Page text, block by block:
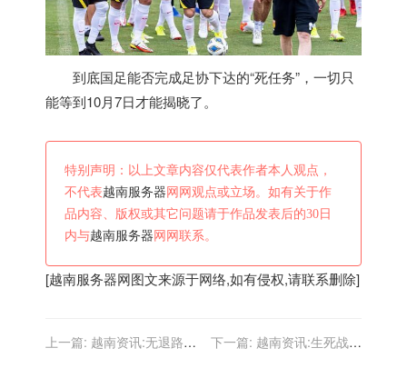
到底国足能否完成足协下达的“死任务”，一切只
能等到10月7日才能揭晓了。
特别声明：以上文章内容仅代表作者本人观点，
不代表越南服务器 网网观点或立场。如有关于作
品内容、版权或其它问题请于作品发表后的30日
内与越南服务器 网网联系。
[越南服务器网图文来源于网络,如有侵权,请联系删除]
上一篇: 越南资讯:无退路！
下一篇: 越南资讯:生死战！